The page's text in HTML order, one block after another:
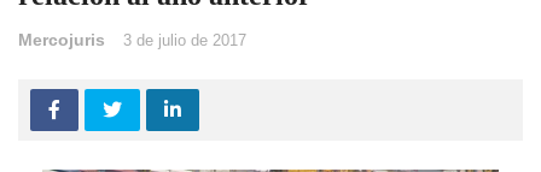
Mercojuris 3 de julio de 2017